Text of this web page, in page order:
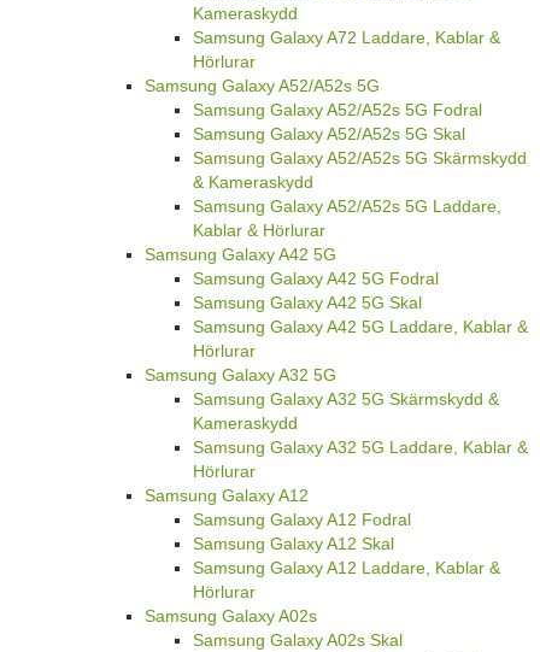
Kameraskydd
Samsung Galaxy A72 Laddare, Kablar &
Hörlurar
Samsung Galaxy A52/A52s 5G
Samsung Galaxy A52/A52s 5G Fodral
Samsung Galaxy A52/A52s 5G Skal
Samsung Galaxy A52/A52s 5G Skärmskydd
& Kameraskydd
Samsung Galaxy A52/A52s 5G Laddare,
Kablar & Hörlurar
Samsung Galaxy A42 5G
Samsung Galaxy A42 5G Fodral
Samsung Galaxy A42 5G Skal
Samsung Galaxy A42 5G Laddare, Kablar &
Hörlurar
Samsung Galaxy A32 5G
Samsung Galaxy A32 5G Skärmskydd &
Kameraskydd
Samsung Galaxy A32 5G Laddare, Kablar &
Hörlurar
Samsung Galaxy A12
Samsung Galaxy A12 Fodral
Samsung Galaxy A12 Skal
Samsung Galaxy A12 Laddare, Kablar &
Hörlurar
Samsung Galaxy A02s
Samsung Galaxy A02s Skal